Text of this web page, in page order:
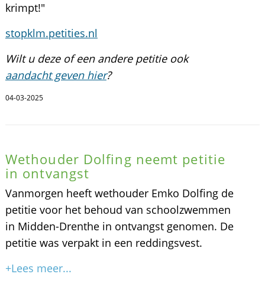
krimpt!"
stopklm.petities.nl
Wilt u deze of een andere petitie ook
aandacht geven hier?
04-03-2025
Wethouder Dolfing neemt petitie
in ontvangst
Vanmorgen heeft wethouder Emko Dolfing de
petitie voor het behoud van schoolzwemmen
in Midden-Drenthe in ontvangst genomen. De
petitie was verpakt in een reddingsvest.
+Lees meer...